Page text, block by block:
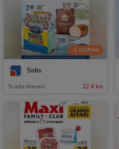
-1 GIORNO
Sidis
Scade domani 22.4 km